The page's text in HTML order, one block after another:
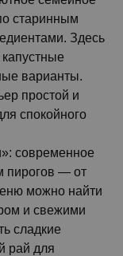
старинным
Здесь
варианты.
простой и
спокойного
современное
пирогов — от
можно найти
и свежими
сладкие
рай для